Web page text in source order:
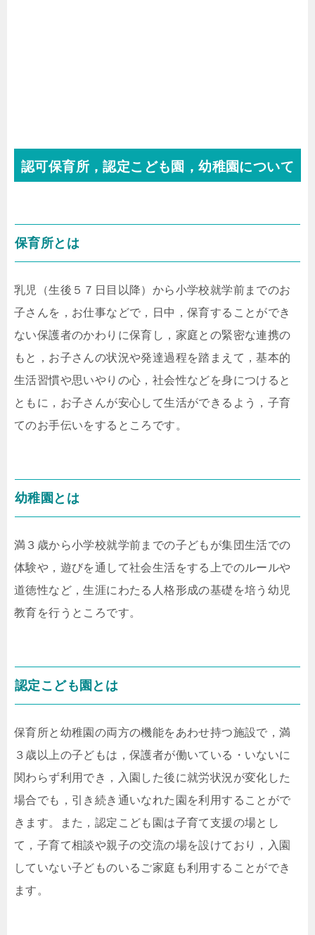
認可保育所，認定こども園，幼稚園について
保育所とは
乳児（生後５７日目以降）から小学校就学前までのお
子さんを，お仕事などで，日中，保育することができ
ない保護者のかわりに保育し，家庭との緊密な連携の
もと，お子さんの状況や発達過程を踏まえて，基本的
生活習慣や思いやりの心，社会性などを身につけると
ともに，お子さんが安心して生活ができるよう，子育
てのお手伝いをするところです。
幼稚園とは
満３歳から小学校就学前までの子どもが集団生活での
体験や，遊びを通して社会生活をする上でのルールや
道徳性など，生涯にわたる人格形成の基礎を培う幼児
教育を行うところです。
認定こども園とは
保育所と幼稚園の両方の機能をあわせ持つ施設で，満
３歳以上の子どもは，保護者が働いている・いないに
関わらず利用でき，入園した後に就労状況が変化した
場合でも，引き続き通いなれた園を利用することがで
きます。また，認定こども園は子育て支援の場とし
て，子育て相談や親子の交流の場を設けており，入園
していない子どものいるご家庭も利用することができ
ます。